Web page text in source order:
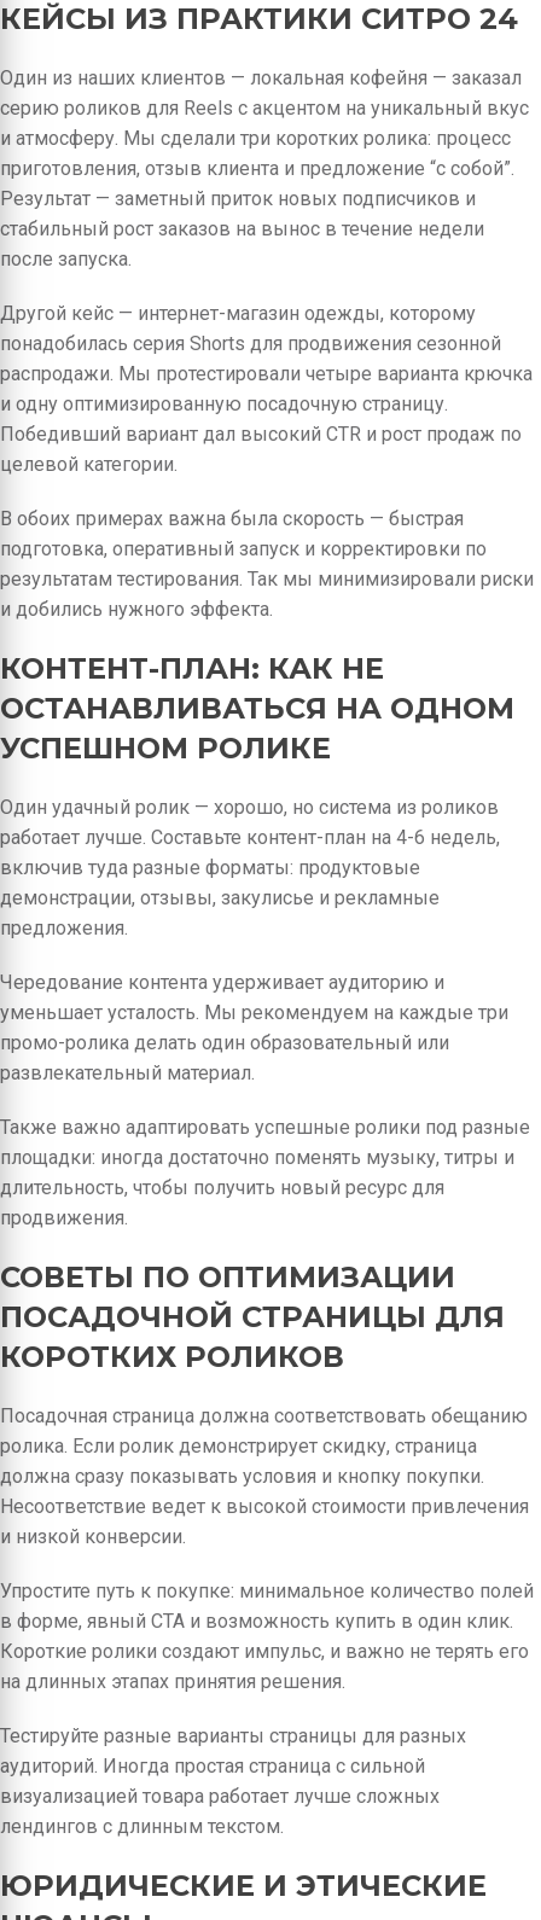
КЕЙСЫ ИЗ ПРАКТИКИ СИТРО 24
Один из наших клиентов — локальная кофейня — заказал
серию роликов для Reels с акцентом на уникальный вкус
и атмосферу. Мы сделали три коротких ролика: процесс
приготовления, отзыв клиента и предложение “с собой”.
Результат — заметный приток новых подписчиков и
стабильный рост заказов на вынос в течение недели
после запуска.
Другой кейс — интернет-магазин одежды, которому
понадобилась серия Shorts для продвижения сезонной
распродажи. Мы протестировали четыре варианта крючка
и одну оптимизированную посадочную страницу.
Победивший вариант дал высокий CTR и рост продаж по
целевой категории.
В обоих примерах важна была скорость — быстрая
подготовка, оперативный запуск и корректировки по
результатам тестирования. Так мы минимизировали риски
и добились нужного эффекта.
КОНТЕНТ-ПЛАН: КАК НЕ
ОСТАНАВЛИВАТЬСЯ НА ОДНОМ
УСПЕШНОМ РОЛИКЕ
Один удачный ролик — хорошо, но система из роликов
работает лучше. Составьте контент-план на 4-6 недель,
включив туда разные форматы: продуктовые
демонстрации, отзывы, закулисье и рекламные
предложения.
Чередование контента удерживает аудиторию и
уменьшает усталость. Мы рекомендуем на каждые три
промо-ролика делать один образовательный или
развлекательный материал.
Также важно адаптировать успешные ролики под разные
площадки: иногда достаточно поменять музыку, титры и
длительность, чтобы получить новый ресурс для
продвижения.
СОВЕТЫ ПО ОПТИМИЗАЦИИ
ПОСАДОЧНОЙ СТРАНИЦЫ ДЛЯ
КОРОТКИХ РОЛИКОВ
Посадочная страница должна соответствовать обещанию
ролика. Если ролик демонстрирует скидку, страница
должна сразу показывать условия и кнопку покупки.
Несоответствие ведет к высокой стоимости привлечения
и низкой конверсии.
Упростите путь к покупке: минимальное количество полей
в форме, явный CTA и возможность купить в один клик.
Короткие ролики создают импульс, и важно не терять его
на длинных этапах принятия решения.
Тестируйте разные варианты страницы для разных
аудиторий. Иногда простая страница с сильной
визуализацией товара работает лучше сложных
лендингов с длинным текстом.
ЮРИДИЧЕСКИЕ И ЭТИЧЕСКИЕ